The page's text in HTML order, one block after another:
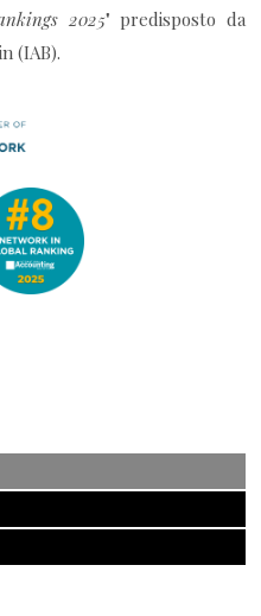
2025" predisposto da
(IAB).